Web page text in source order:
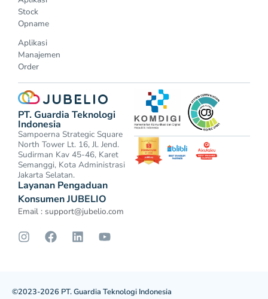
Stock
Opname
Aplikasi
Manajemen
Order
PT. Guardia Teknologi
Indonesia
Sampoerna Strategic Square
North Tower Lt. 16, Jl. Jend.
Sudirman Kav 45-46, Karet
Semanggi, Kota Administrasi
Jakarta Selatan.
Layanan Pengaduan
Konsumen JUBELIO
Email : support@jubelio.com
©2023-2026 PT. Guardia Teknologi Indonesia